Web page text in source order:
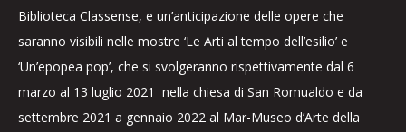
Biblioteca Classense, e un’anticipazione delle opere che
saranno visibili nelle mostre ‘Le Arti al tempo dell’esilio’ e
‘Un’epopea pop’, che si svolgeranno rispettivamente dal 6
marzo al 13 luglio 2021 nella chiesa di San Romualdo e da
settembre 2021 a gennaio 2022 al Mar-Museo d’Arte della